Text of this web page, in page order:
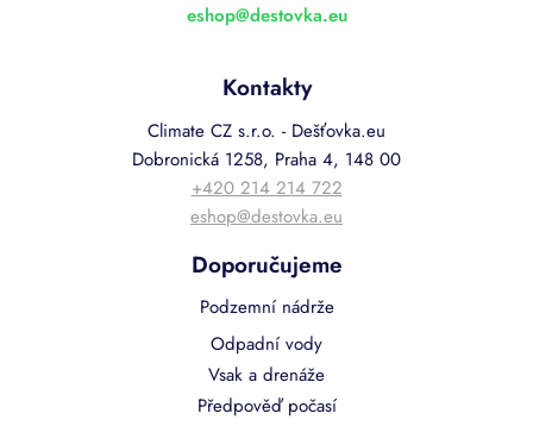
eshop@destovka.eu
Kontakty
Climate CZ s.r.o. - Dešťovka.eu
Dobronická 1258, Praha 4, 148 00
+420 214 214 722
eshop@destovka.eu
Doporučujeme
Podzemní nádrže
Odpadní vody
Vsak a drenáže
Předpověď počasí